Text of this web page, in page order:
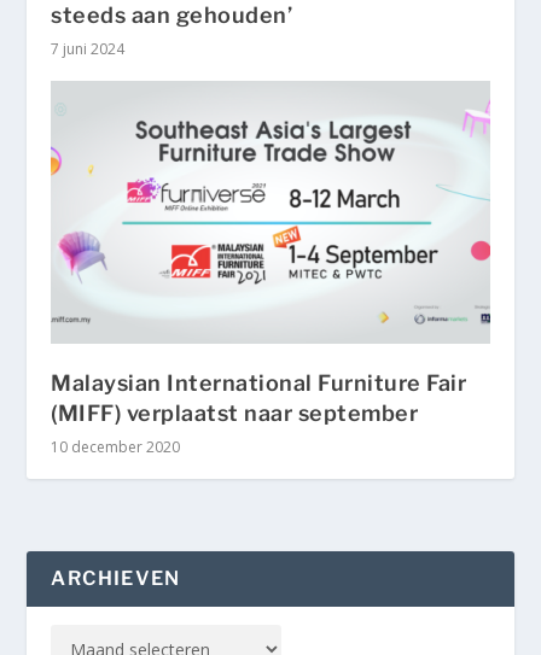
steeds aan gehouden’
7 juni 2024
Malaysian International Furniture Fair
(MIFF) verplaatst naar september
10 december 2020
ARCHIEVEN